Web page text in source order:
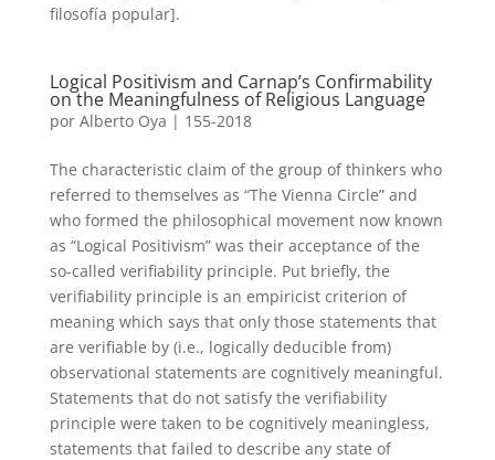
filosofía popular].
Logical Positivism and Carnap’s Confirmability
on the Meaningfulness of Religious Language
por Alberto Oya | 155-2018
The characteristic claim of the group of thinkers who
referred to themselves as “The Vienna Circle” and
who formed the philosophical movement now known
as “Logical Positivism” was their acceptance of the
so-called verifiability principle. Put briefly, the
verifiability principle is an empiricist criterion of
meaning which says that only those statements that
are verifiable by (i.e., logically deducible from)
observational statements are cognitively meaningful.
Statements that do not satisfy the verifiability
principle were taken to be cognitively meaningless,
statements that failed to describe any state of